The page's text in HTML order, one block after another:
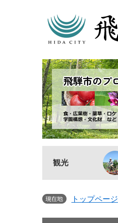
観光
トップページ